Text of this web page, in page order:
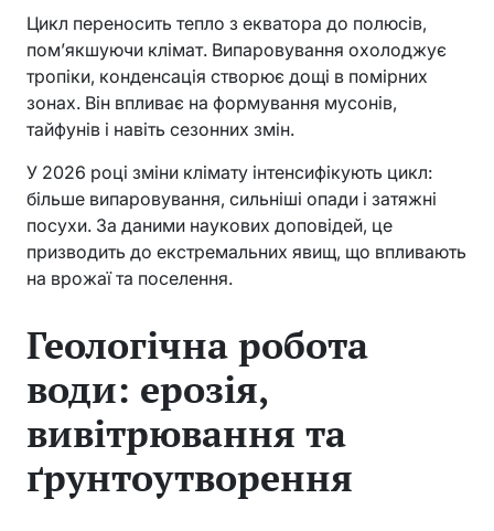
Цикл переносить тепло з екватора до полюсів,
пом’якшуючи клімат. Випаровування охолоджує
тропіки, конденсація створює дощі в помірних
зонах. Він впливає на формування мусонів,
тайфунів і навіть сезонних змін.
У 2026 році зміни клімату інтенсифікують цикл:
більше випаровування, сильніші опади і затяжні
посухи. За даними наукових доповідей, це
призводить до екстремальних явищ, що впливають
на врожаї та поселення.
Геологічна робота
води: ерозія,
вивітрювання та
ґрунтоутворення